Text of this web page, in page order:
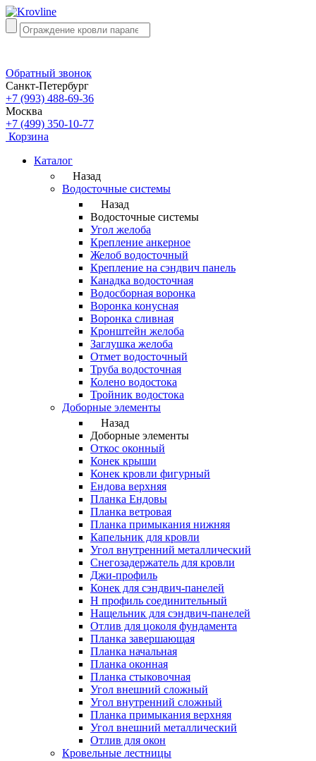
Обратный звонок
Санкт-Петербург
+7 (993) 488-69-36
Москва
+7 (499) 350-10-77
Корзина
Каталог
Назад
Водосточные системы
Назад
Водосточные системы
Угол желоба
Крепление анкерное
Желоб водосточный
Крепление на сэндвич панель
Канадка водосточная
Водосборная воронка
Воронка конусная
Воронка сливная
Кронштейн желоба
Заглушка желоба
Отмет водосточный
Труба водосточная
Колено водостока
Тройник водостока
Доборные элементы
Назад
Доборные элементы
Откос оконный
Конек крыши
Конек кровли фигурный
Ендова верхняя
Планка Ендовы
Планка ветровая
Планка примыкания нижняя
Капельник для кровли
Угол внутренний металлический
Снегозадержатель для кровли
Джи-профиль
Конек для сэндвич-панелей
Н профиль соединительный
Нащельник для сэндвич-панелей
Отлив для цоколя фундамента
Планка завершающая
Планка начальная
Планка оконная
Планка стыковочная
Угол внешний сложный
Угол внутренний сложный
Планка примыкания верхняя
Угол внешний металлический
Отлив для окон
Кровельные лестницы